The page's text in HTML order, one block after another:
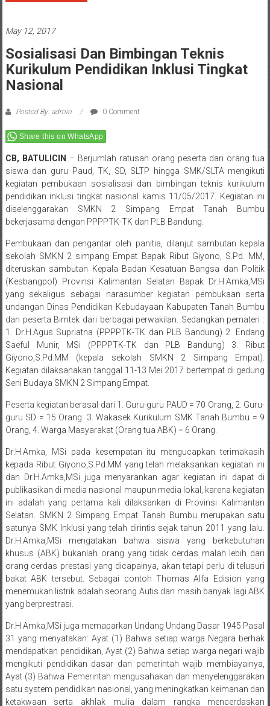
Sosialisasi Dan Bimbingan Teknis
Kurikulum Pendidikan Inklusi Tingkat
Nasional
Posted By: admin
Share this on WhatsApp
CB, BATULICIN– Berjumlah ratusan orang peserta dari orang tua
siswa dan guru Paud, TK, SD, SLTP hingga SMK/SLTA mengikuti
kegiatan pembukaan sosialisasi dan bimbingan teknis kurikulum
pendidikan inklusi tingkat nasional kamis 11/05/2017. Kegiatan ini
diselenggarakan SMKN 2 Simpang Empat Tanah Bumbu
bekerjasama dengan PPPPTK-TK dan PLB Bandung.
Pembukaan dan pengantar oleh panitia, dilanjut sambutan kepala
diteruskan sambutan Kepala Badan Kesatuan Bangsa dan Politik
(Kesbangpol) Provinsi Kalimantan Selatan Bapak Dr.H.Amka,MSi
yang sekaligus sebagai narasumber kegiatan pembukaan serta
undangan Dinas Pendidikan Kebudayaan Kabupaten Tanah Bumbu
dan peserta Bimtek dari berbagai perwakilan. Sedangkan pemateri :
1. Dr.H.Agus Supriatna (PPPPTK-TK dan PLB Bandung) 2. Endang
Saeful Munir, MSi (PPPPTK-TK dan PLB Bandung) 3. Ribut
Giyono,S.Pd.MM (kepala sekolah SMKN 2 Simpang Empat).
Kegiatan dilaksanakan tanggal 11-13 Mei 2017 bertempat di gedung
Seni Budaya SMKN 2 Simpang Empat.
Peserta kegiatan berasal dari 1. Guru-guru PAUD = 70 Orang, 2. Guru-
Orang, 4. Warga Masyarakat (Orang tua ABK) = 6 Orang.
Dr.H.Amka, MSi pada kesempatan itu mengucapkan terimakasih
dan Dr.H.Amka,MSi juga menyarankan agar kegiatan ini dapat di
publikasikan di media nasional maupun media lokal, karena kegiatan
ini adalah yang pertama kali dilaksankan di Provinsi Kalimantan
Selatan. SMKN 2 Simpang Empat Tanah Bumbu merupakan satu
satunya SMK Inklusi yang telah dirintis sejak tahun 2011 yang lalu.
Dr.H.Amka,MSi mengatakan bahwa siswa yang berkebutuhan
khusus (ABK) bukanlah orang yang tidak cerdas malah lebih dari
orang cerdas prestasi yang dicapainya, akan tetapi perlu di telusuri
bakat ABK tersebut. Sebagai contoh Thomas Alfa Edision yang
menemukan listrik adalah seorang Autis dan masih banyak lagi ABK
yang berprestrasi.
Dr.H.Amka,MSi juga memaparkan Undang Undang Dasar 1945 Pasal
mendapatkan pendidikan, Ayat (2) Bahwa setiap warga negari wajib
mengikuti pendidikan dasar dan pemerintah wajib membiayainya,
Ayat (3) Bahwa Pemerintah mengusahakan dan menyelenggarakan
satu system pendidikan nasional, yang meningkatkan keimanan dan
ketakwaan serta akhlak mulia dalam rangka mencerdaskan
kehidupan bangsa, yang diatur dengan Undang-Undang.